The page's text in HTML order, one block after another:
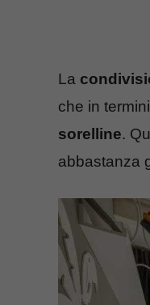
La
che in
sorelline.
abbastanza